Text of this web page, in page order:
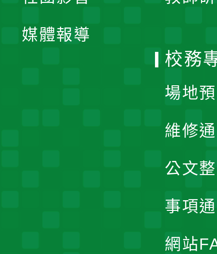
媒體報導
校務
場地
維修
公文
事項
網站